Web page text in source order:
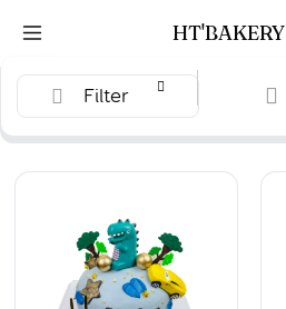
Filter
HT'BAKERY